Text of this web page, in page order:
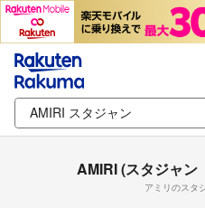
AMIRI (スタジャン
アミリのスタ